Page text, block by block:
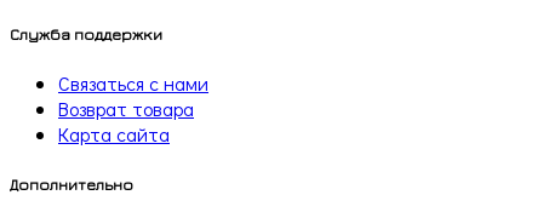
Служба поддержки
Связаться с нами
Возврат товара
Карта сайта
Дополнительно